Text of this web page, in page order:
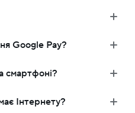
Google Pay?
смартфоні?
Інтернету?